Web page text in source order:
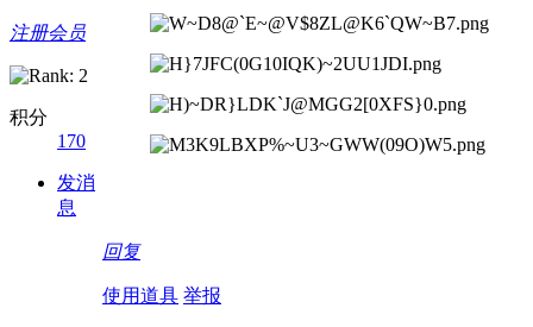
注册会员
积分
170
发消
息
回复
使用道具 举报